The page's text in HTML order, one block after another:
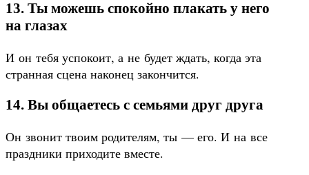
13. Ты можешь спокойно плакать у него
на глазах
И он тебя успокоит, а не будет ждать, когда эта
странная сцена наконец закончится.
14. Вы общаетесь с семьями друг друга
Он звонит твоим родителям, ты — его. И на все
праздники приходите вместе.